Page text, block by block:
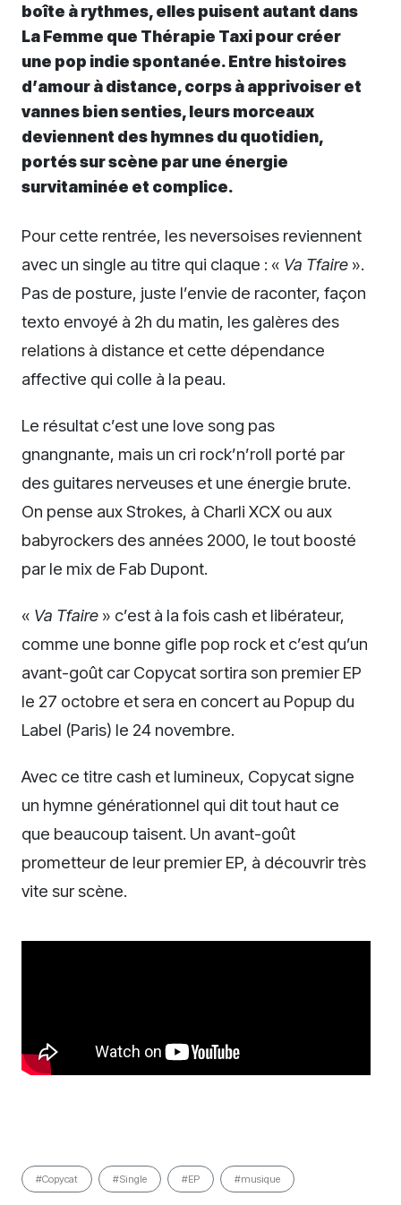
boîte à rythmes, elles puisent autant dans
La Femme que Thérapie Taxi pour créer
une pop indie spontanée. Entre histoires
d’amour à distance, corps à apprivoiser et
vannes bien senties, leurs morceaux
deviennent des hymnes du quotidien,
portés sur scène par une énergie
survitaminée et complice.
Pour cette rentrée, les neversoises reviennent
avec un single au titre qui claque : « Va Tfaire ».
Pas de posture, juste l’envie de raconter, façon
texto envoyé à 2h du matin, les galères des
relations à distance et cette dépendance
affective qui colle à la peau.
Le résultat c’est une love song pas
gnangnante, mais un cri rock’n’roll porté par
des guitares nerveuses et une énergie brute.
On pense aux Strokes, à Charli XCX ou aux
babyrockers des années 2000, le tout boosté
par le mix de Fab Dupont.
« Va Tfaire » c’est à la fois cash et libérateur,
comme une bonne gifle pop rock et c’est qu’un
avant-goût car Copycat sortira son premier EP
le 27 octobre et sera en concert au Popup du
Label (Paris) le 24 novembre.
Avec ce titre cash et lumineux, Copycat signe
un hymne générationnel qui dit tout haut ce
que beaucoup taisent. Un avant-goût
prometteur de leur premier EP, à découvrir très
vite sur scène.
#Copycat #Single #EP #musique